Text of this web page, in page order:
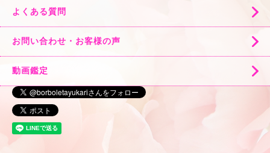
よくある質問
お問い合わせ・お客様の声
動画鑑定